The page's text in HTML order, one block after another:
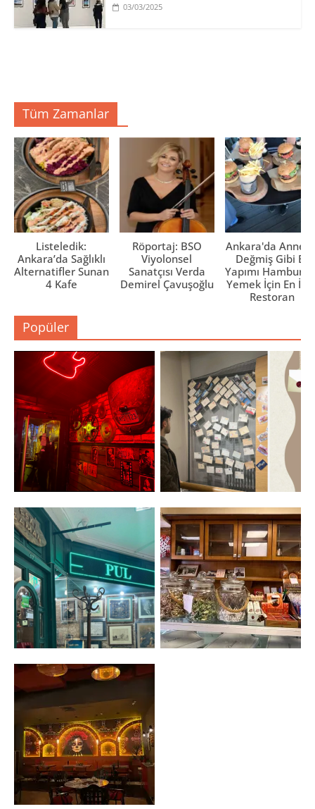
03/03/2025
Tüm Zamanlar
Listeledik:
Ankara’da Sağlıklı
Alternatifler Sunan
4 Kafe
Röportaj: BSO
Viyolonsel
Sanatçısı Verda
Demirel Çavuşoğlu
Ankara'da Anne
Değmiş Gibi Ev
Yapımı
Yemek İçin En İyi
Restoran
Popüler